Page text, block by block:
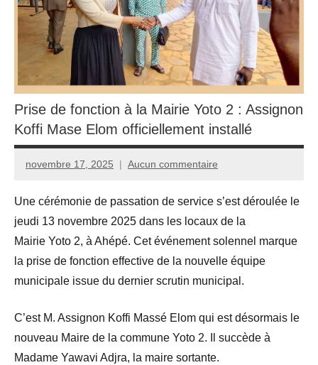
Prise de fonction à la Mairie Yoto 2 : Assignon
Koffi Mase Elom officiellement installé
novembre 17, 2025
admin
Aucun commentaire
​Une cérémonie de passation de service s’est déroulée le
jeudi 13 novembre 2025 dans les locaux de la
Mairie Yoto 2, à Ahépé. Cet événement solennel marque
la prise de fonction effective de la nouvelle équipe
municipale issue du dernier scrutin municipal.
​​C’est M. Assignon Koffi Massé Elom qui est désormais le
nouveau Maire de la commune Yoto 2. Il succède à
Madame Yawavi Adjra, la maire sortante.